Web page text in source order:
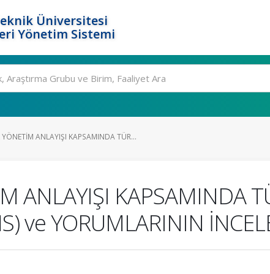
Üniversitesi
Yönetim Sistemi
ANLAYIŞI KAPSAMINDA TÜR...
ANLAYIŞI KAPSAMINDA
ve YORUMLARININ